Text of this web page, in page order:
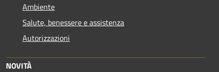
Ambiente
Salute, benessere e assistenza
Autorizzazioni
NOVITÀ